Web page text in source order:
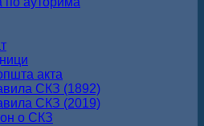
акта
СКЗ (1892)
СКЗ (2019)
о СКЗ